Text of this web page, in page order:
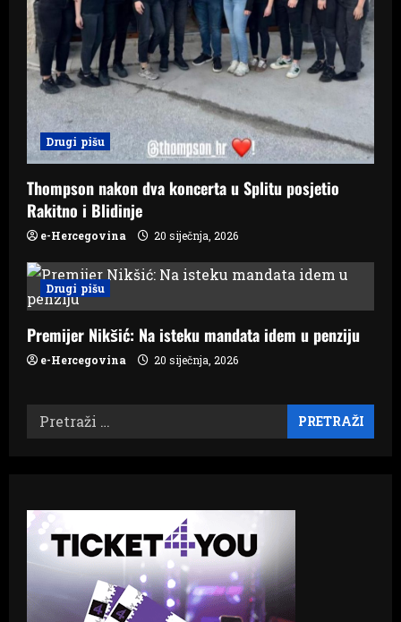
Drugi pišu
Thompson nakon dva koncerta u Splitu posjetio
Rakitno i Blidinje
e-Hercegovina 20 siječnja, 2026
Drugi pišu
Premijer Nikšić: Na isteku mandata idem u penziju
e-Hercegovina 20 siječnja, 2026
Pretraži: